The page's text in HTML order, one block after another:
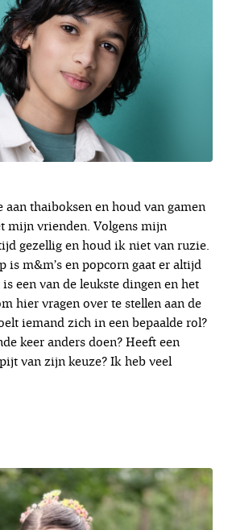
thaiboksen en houd van gamen
mijn vrienden. Volgens mijn
gezellig en houd ik niet van ruzie.
is m&m’s en popcorn gaat er altijd
een van de leukste dingen en het
hier vragen over te stellen aan de
iemand zich in een bepaalde rol?
keer anders doen? Heeft een
van zijn keuze? Ik heb veel